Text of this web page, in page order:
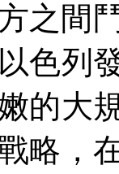
之間
色列
的大
略，